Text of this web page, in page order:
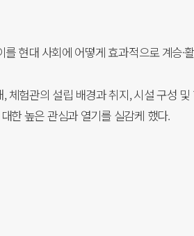
현대 사회에 어떻게 효과적으로 계승
험관의 설립 배경과 취지, 시설 구성
한 높은 관심과 열기를 실감케 했다.